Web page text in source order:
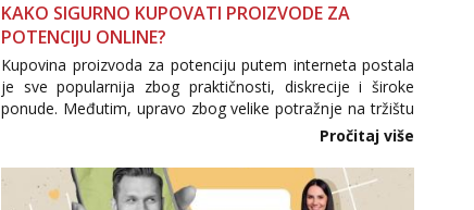
KAKO SIGURNO KUPOVATI PROIZVODE ZA
POTENCIJU ONLINE?
Kupovina proizvoda za potenciju putem interneta postala
je sve popularnija zbog praktičnosti, diskrecije i široke
ponude. Međutim, upravo zbog velike potražnje na tržištu
se pojavljuju i brojni krivotvoreni proizvodi, nepouzdane
internetske trgovine te proizvodi nepoznatog podrijetla. ...
Pročitaj više